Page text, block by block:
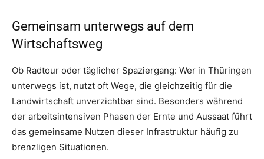
Gemeinsam unterwegs auf dem
Wirtschaftsweg
Ob Radtour oder täglicher Spaziergang: Wer in Thüringen
unterwegs ist, nutzt oft Wege, die gleichzeitig für die
Landwirtschaft unverzichtbar sind. Besonders während
der arbeitsintensiven Phasen der Ernte und Aussaat führt
das gemeinsame Nutzen dieser Infrastruktur häufig zu
brenzligen Situationen.